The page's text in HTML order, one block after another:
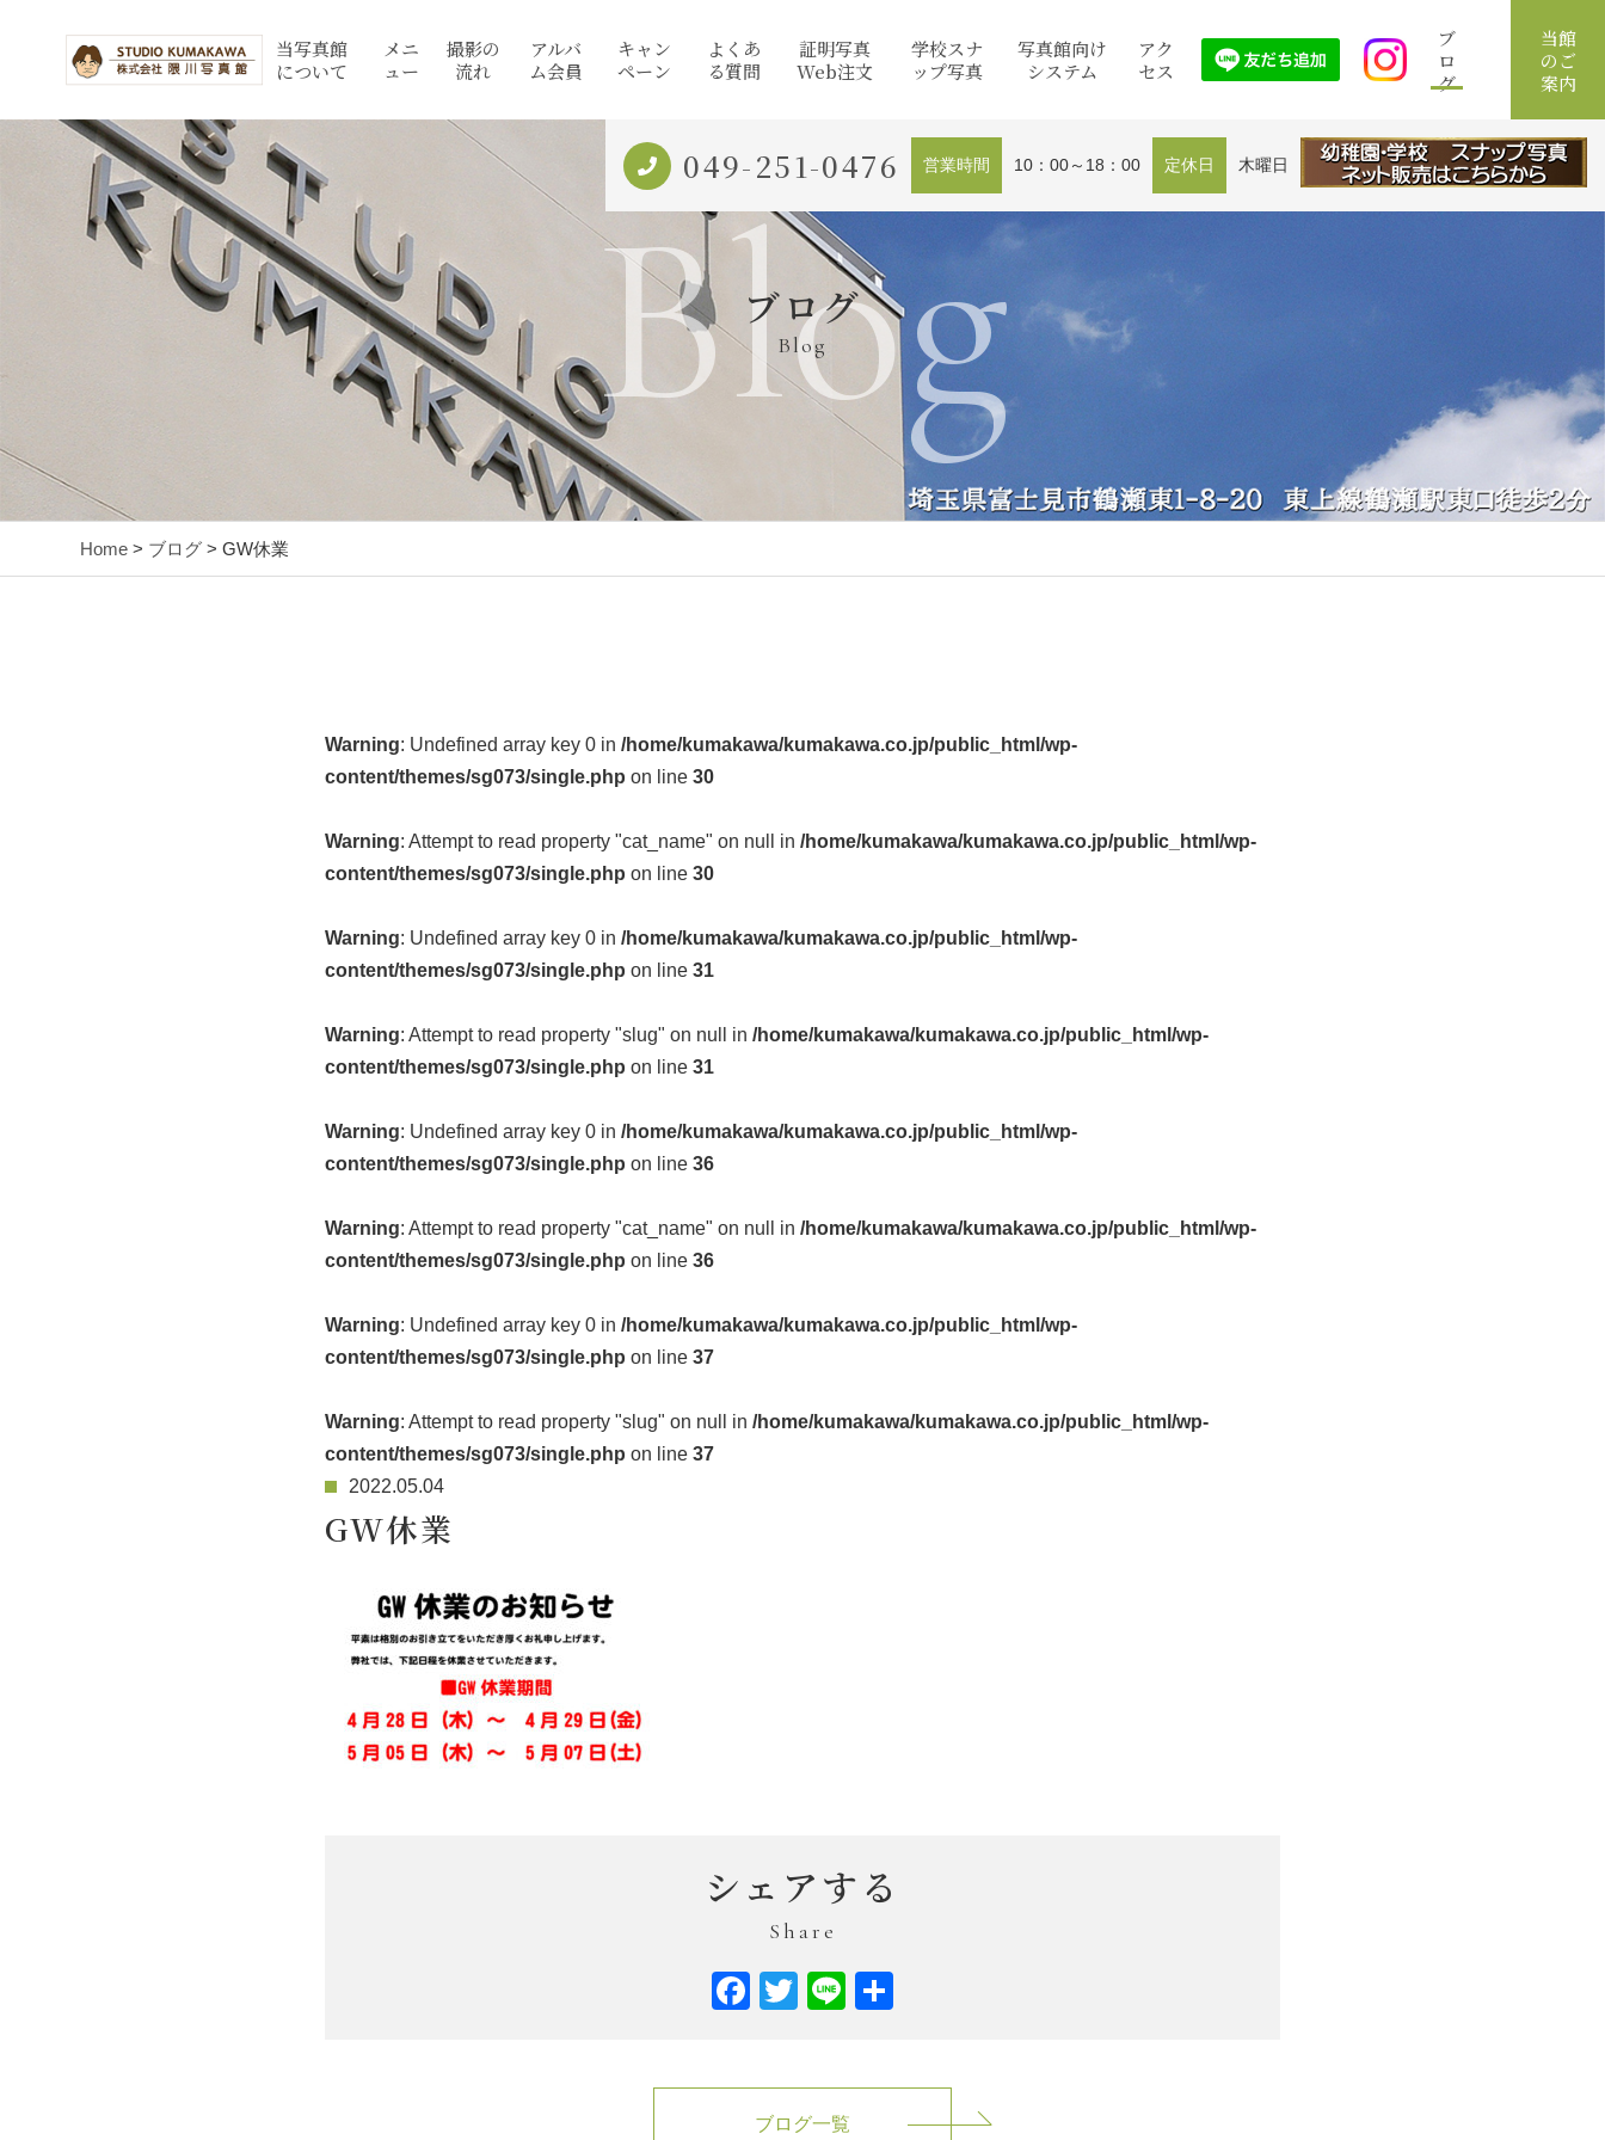
当写真館
について
メニ
ュー
撮影の
流れ
アルバ
ム会員
キャン
ペーン
よくあ
る質問
証明写真
Web注文
学校スナ
ップ写真
写真館向け
システム
アク
セス
ブ
ロ
グ
当館
のご
案内
ブログ
Blog
Blog
049-251-0476 営業時間 10：00～18：00 定休日 木曜日
Home > ブログ > GW休業
Warning: Undefined array key 0 in /home/kumakawa/kumakawa.co.jp/public_html/wp-
content/themes/sg073/single.php on line 30
Warning: Attempt to read property "cat_name" on null in /home/kumakawa/kumakawa.co.jp/public_html/wp-
content/themes/sg073/single.php on line 30
Warning: Undefined array key 0 in /home/kumakawa/kumakawa.co.jp/public_html/wp-
content/themes/sg073/single.php on line 31
Warning: Attempt to read property "slug" on null in /home/kumakawa/kumakawa.co.jp/public_html/wp-
content/themes/sg073/single.php on line 31
Warning: Undefined array key 0 in /home/kumakawa/kumakawa.co.jp/public_html/wp-
content/themes/sg073/single.php on line 36
Warning: Attempt to read property "cat_name" on null in /home/kumakawa/kumakawa.co.jp/public_html/wp-
content/themes/sg073/single.php on line 36
Warning: Undefined array key 0 in /home/kumakawa/kumakawa.co.jp/public_html/wp-
content/themes/sg073/single.php on line 37
Warning: Attempt to read property "slug" on null in /home/kumakawa/kumakawa.co.jp/public_html/wp-
content/themes/sg073/single.php on line 37
2022.05.04
GW休業
シェアする
Share
Facebook
Twitter
Line
ブログ一覧